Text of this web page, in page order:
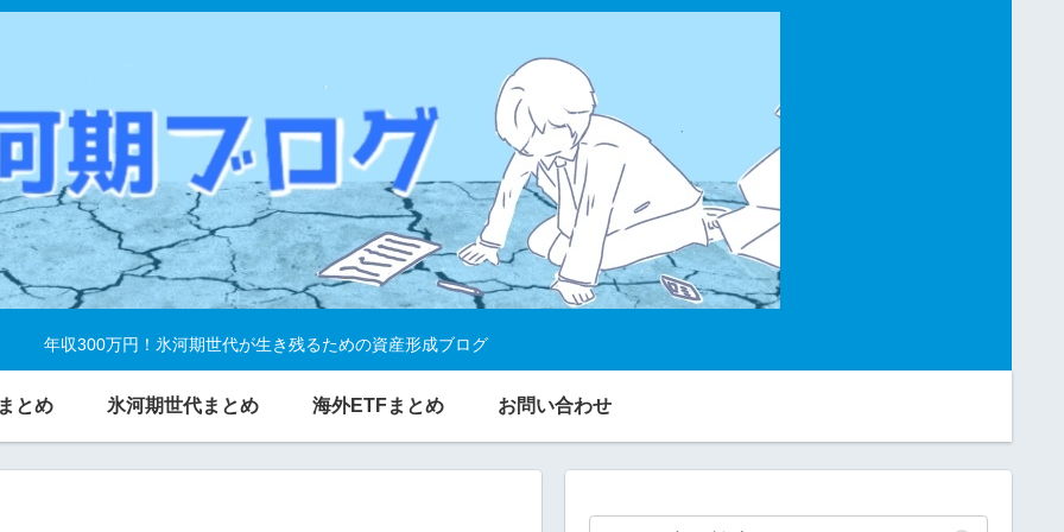
年収300万円！氷河期世代が生き残るための資産形成ブログ
とめ 氷河期世代まとめ 海外ETFまとめ お問い合わせ